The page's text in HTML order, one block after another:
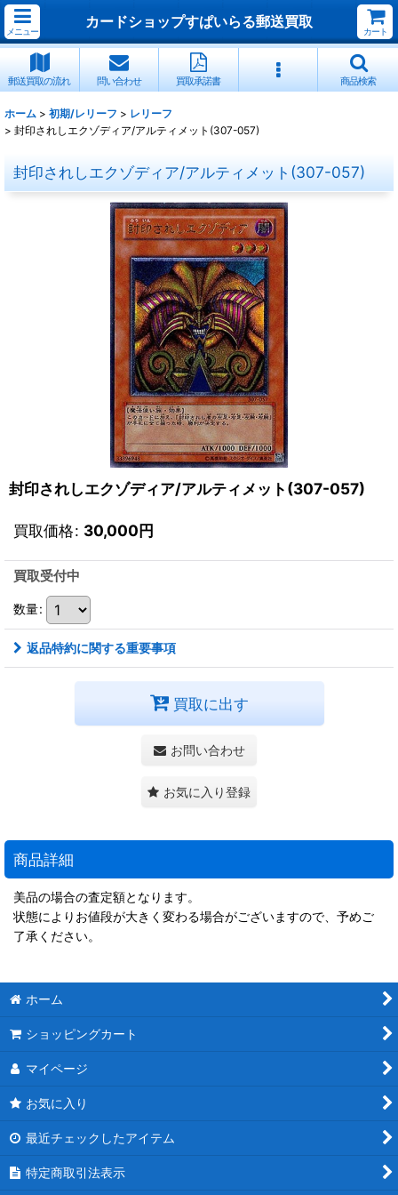
メニュー
カードショップすぱいらる郵送買取
カート
郵送買取の流れ 問い合わせ 買取承諾書 商品検索
ホーム > 初期/レリーフ > レリーフ
> 封印されしエクゾディア/アルティメット(307-057)
封印されしエクゾディア/アルティメット(307-057)
封印されしエクゾディア/アルティメット(307-057)
買取価格: 30,000円
買取受付中
数量:
返品特約に関する重要事項
買取に出す
お問い合わせ
お気に入り登録
商品詳細
美品の場合の査定額となります。
状態によりお値段が大きく変わる場合がございますので、予めご
了承ください。
ホーム
ショッピングカート
マイページ
お気に入り
最近チェックしたアイテム
特定商取引法表示